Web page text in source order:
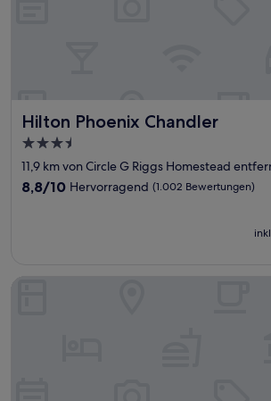
Hilton Phoenix Chandler
Hilton Phoenix Chandler
3.5-
Sterne-
Unterkunft
11,9 km von Circle G Riggs Homestead
8.8
8,8/10 Hervorragend (1.002 Bewertungen)
Element by Marriott Chandler Fashion